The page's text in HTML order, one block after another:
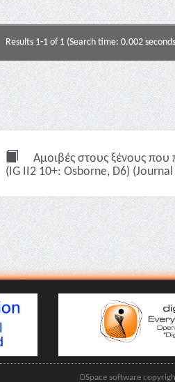
Results 1-1 of 1 (Search time: 0.002
Αμοιβές στους ξένους
(IG II2 10+: Osborne, D6)
DSpace software